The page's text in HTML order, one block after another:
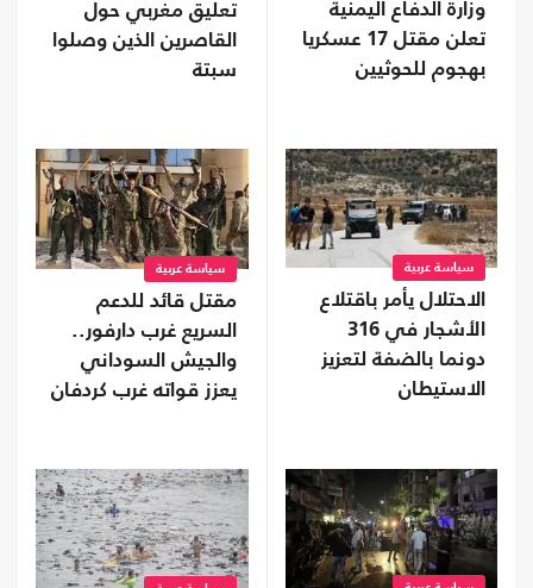
وزارة الدفاع اليمنية
تعلن مقتل 17 عسكريا
بهجوم للحوثيين
تعليق مغربي حول
القاصرين الذين وصلوا
سبتة
سياسة عربية
الاحتلال يأمر باقتلاع
الأشجار في 316
دونما بالضفة لتعزيز
الاستيطان
سياسة عربية
مقتل قائد للدعم
السريع غرب دارفور..
والجيش السوداني
يعزز قواته غرب كردفان